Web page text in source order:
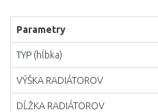
2300
2600
Parametry
TYP (hĺbka)
VÝŠKA RADIÁTOROV
DĹŽKA RADIÁTOROV